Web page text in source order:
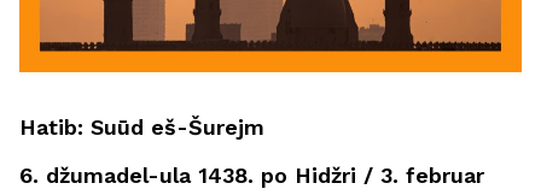
Hatib: Suūd eš-Šurejm
6. džumadel-ula 1438. po Hidžri / 3. februar